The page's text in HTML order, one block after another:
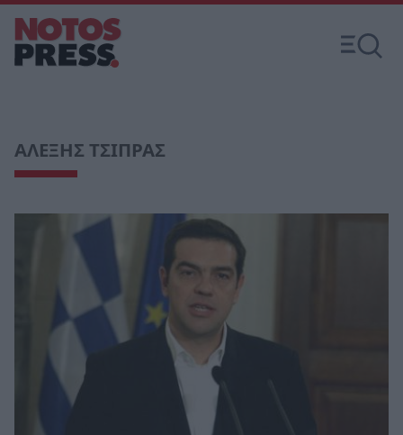
ΑΛΕΞΗΣ ΤΣΙΠΡΑΣ